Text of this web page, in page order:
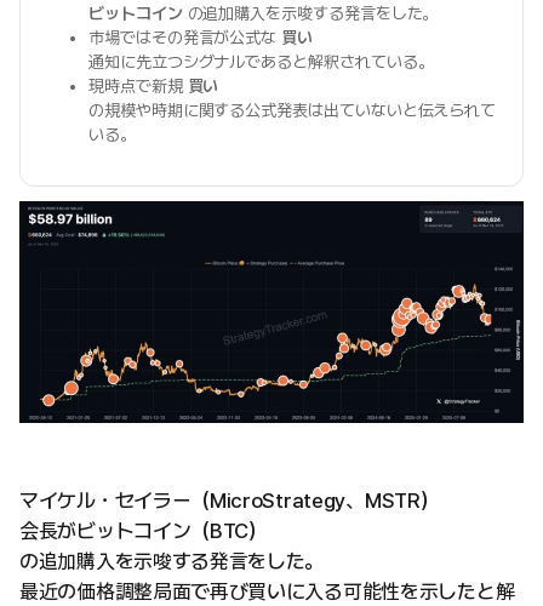
ビットコイン の追加購入を示唆する発言をした。
市場ではその発言が公式な 買い
通知に先立つシグナルであると解釈されている。
現時点で新規 買い
の規模や時期に関する公式発表は出ていないと伝えられて
いる。
マイケル・セイラー（MicroStrategy、MSTR）
会長がビットコイン（BTC）
の追加購入を示唆する発言をした。
最近の価格調整局面で再び買いに入る可能性を示したと解